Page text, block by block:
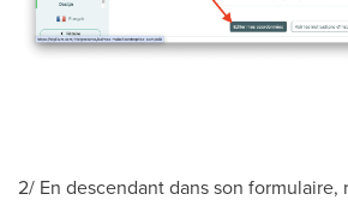
2/ En descendant dans son formulaire,